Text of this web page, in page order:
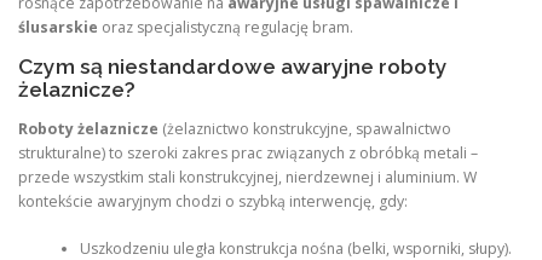
ślusarskie oraz specjalistyczną regulację bram.
Czym są niestandardowe awaryjne roboty
żelaznicze?
Roboty żelaznicze (żelaznictwo konstrukcyjne, spawalnictwo
strukturalne) to szeroki zakres prac związanych z obróbką metali –
przede wszystkim stali konstrukcyjnej, nierdzewnej i aluminium. W
kontekście awaryjnym chodzi o szybką interwencję, gdy:
Uszkodzeniu uległa konstrukcja nośna (belki, wsporniki, słupy).